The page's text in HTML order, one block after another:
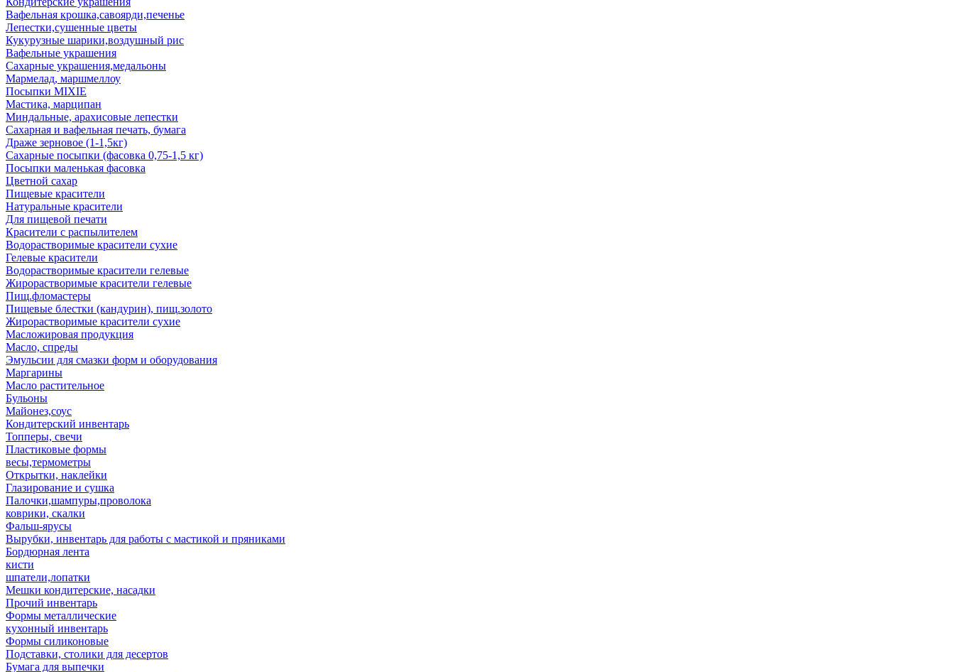
Вафельная крошка,савоярди,печенье
Лепестки,сушенные цветы
Кукурузные шарики,воздушный рис
Вафельные украшения
Сахарные украшения,медальоны
Мармелад, маршмеллоу
Посыпки MIXIE
Мастика, марципан
Миндальные, арахисовые лепестки
Сахарная и вафельная печать, бумага
Драже зерновое (1-1,5кг)
Сахарные посыпки (фасовка 0,75-1,5 кг)
Посыпки маленькая фасовка
Цветной сахар
Пищевые красители
Натуральные красители
Для пищевой печати
Красители с распылителем
Водорастворимые красители сухие
Гелевые красители
Водорастворимые красители гелевые
Жирорастворимые красители гелевые
Пищ.фломастеры
Пищевые блестки (кандурин), пищ.золото
Жирорастворимые красители сухие
Масложировая продукция
Масло, спреды
Эмульсии для смазки форм и оборудования
Маргарины
Масло растительное
Бульоны
Майонез,соус
Кондитерский инвентарь
Топперы, свечи
Пластиковые формы
весы,термометры
Открытки, наклейки
Глазирование и сушка
Палочки,шампуры,проволока
коврики, скалки
Фальш-ярусы
Вырубки, инвентарь для работы с мастикой и пряниками
Бордюрная лента
кисти
шпатели,лопатки
Мешки кондитерские, насадки
Прочий инвентарь
Формы металлические
кухонный инвентарь
Формы силиконовые
Подставки, столики для десертов
Бумага для выпечки